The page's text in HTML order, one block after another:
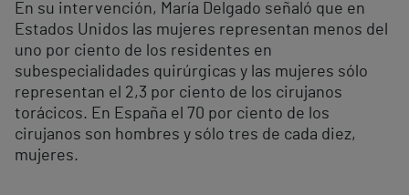
En su intervención, María Delgado señaló que en
Estados Unidos las mujeres representan menos del
uno por ciento de los residentes en
subespecialidades quirúrgicas y las mujeres sólo
representan el 2,3 por ciento de los cirujanos
torácicos. En España el 70 por ciento de los
cirujanos son hombres y sólo tres de cada diez,
mujeres.